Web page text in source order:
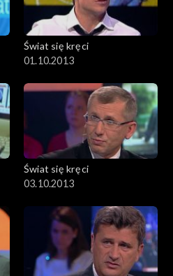
Świat się kręci
01.10.2013
Świat się kręci
03.10.2013